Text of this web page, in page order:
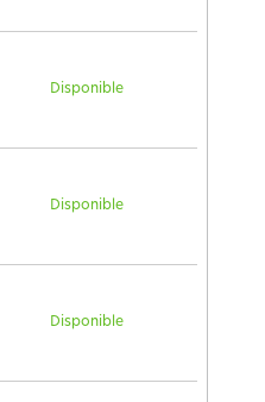
Disponible
Disponible
Disponible